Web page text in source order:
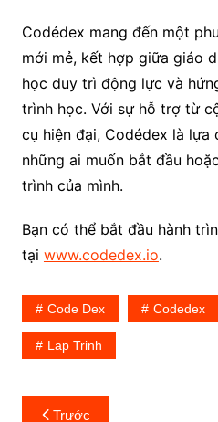
Codédex mang đến một
mới mẻ, kết hợp giữa giáo
học duy trì động lực và
trình học. Với sự hỗ trợ từ
cụ hiện đại, Codédex là lựa
những ai muốn bắt đầu
trình của mình.
Bạn có thể bắt đầu hành
tại www.codedex.io.
Code Dex Codedex
Lap Trinh
ĐiềuTrước